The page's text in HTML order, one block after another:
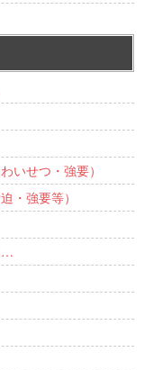
いせつ・強要）
・強要等）
…